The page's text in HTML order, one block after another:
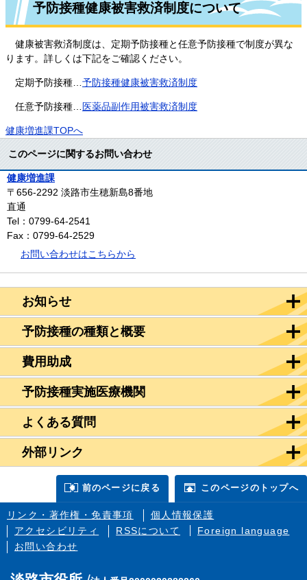
お知らせ
予防接種の種類と概要
費用助成
予防接種実施医療機関
よくある質問
外部リンク
予防接種健康被害救済制度について
健康被害救済制度は、定期予防接種と任意予防接種で制度が異な
ります。詳しくは下記をご確認ください。
定期予防接種… 予防接種健康被害救済制度
任意予防接種… 医薬品副作用被害救済制度
健康増進課TOPへ
このページに関するお問い合わせ
健康増進課
〒656-2292 淡路市生穂新島8番地
直通
Tel：0799-64-2541
Fax：0799-64-2529
お問い合わせはこちらから
前のページに戻る このページのトップへ
リンク・著作権・免責事項
個人情報保護
アクセシビリティ
RSSについて
Foreign language
お問い合わせ